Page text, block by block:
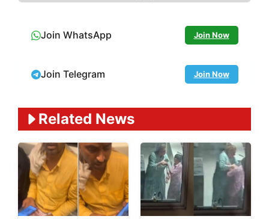
Join WhatsApp Join Now
Join Telegram Join Now
Related News